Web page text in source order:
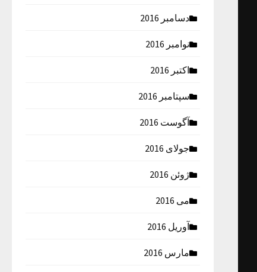
دسامبر 2016
نوامبر 2016
اکتبر 2016
سپتامبر 2016
آگوست 2016
جولای 2016
ژوئن 2016
می 2016
آوریل 2016
مارس 2016